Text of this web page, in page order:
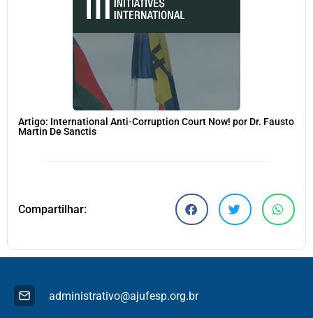
Artigo: International Anti-Corruption Court Now! por Dr. Fausto
Martin De Sanctis
Compartilhar:
administrativo@ajufesp.org.br